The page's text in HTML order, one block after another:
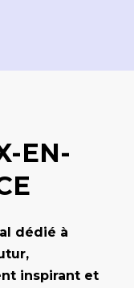
EN-
dédié à
inspirant et